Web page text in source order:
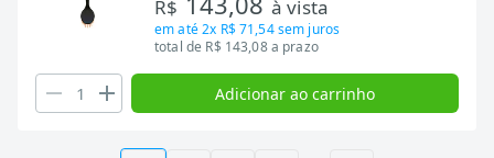
R$ à vista
em até2x R$ 71,54sem juros
total de R$ 143,08 a prazo
Adicionar ao carrinho